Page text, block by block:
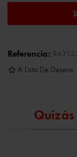
Referencia:
A Lista De Deseos